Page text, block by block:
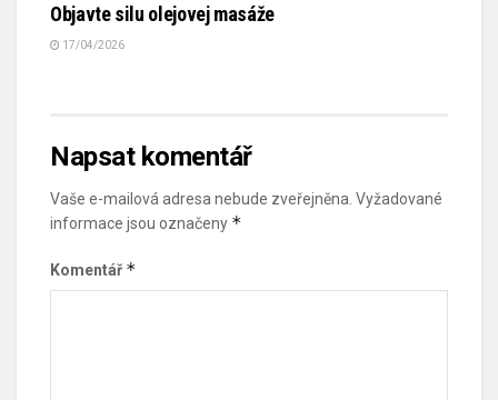
Objavte silu olejovej masáže
17/04/2026
Napsat komentář
Vaše e-mailová adresa nebude zveřejněna. Vyžadované
informace jsou označeny *
Komentář *